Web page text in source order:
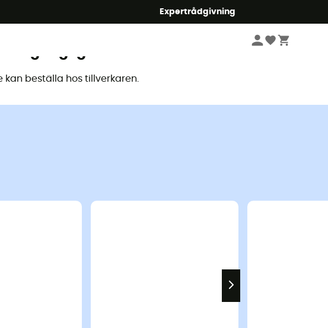
Expertrådgivning
kod Summer5
beställa hos tillverkaren.